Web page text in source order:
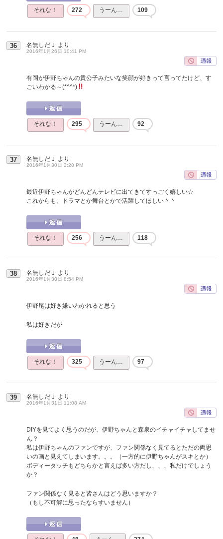
それな！ 272 うーん… 109
36 名無しだＪ より
2016年1月26日 10:41 PM
有岡が伊野ちゃんの貴公子みたいな笑顔が好きって言ってたけど、す
ごいわかる～(*^^*)
それな！ 295 うーん… 92
37 名無しだＪ より
2016年1月30日 3:28 PM
最近伊野ちゃんがどんどんテレビに出てきてすっごく嬉しい☆
これからも、ドラマとか舞台とかで活躍してほしい＾＾
それな！ 256 うーん… 118
38 名無しだＪ より
2016年1月30日 8:54 PM
伊野尾は好き嫌いわかれると思う
私は好きだが
それな！ 325 うーん… 97
39 名無しだＪ より
2016年1月31日 11:08 AM
DIYを見てよく思うのだが、伊野ちゃんと森泉のイチャイチャしてませ
ん？
私は伊野ちゃんのファンですが、ファン関係なく見てるとただの両思
いの画と見えてしまいます。。。（一方的に伊野ちゃんがスキとか）
ボディータッチもどちらかと言えば多い方だし、、、私だけでしょう
か？
ファン関係なく見ると皆さんはどう思いますか？
（もし不可解に思ったならすいません）